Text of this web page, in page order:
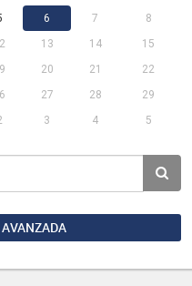
6 7
8
13 14
15
20 21
22
27 28
29
3 4 5